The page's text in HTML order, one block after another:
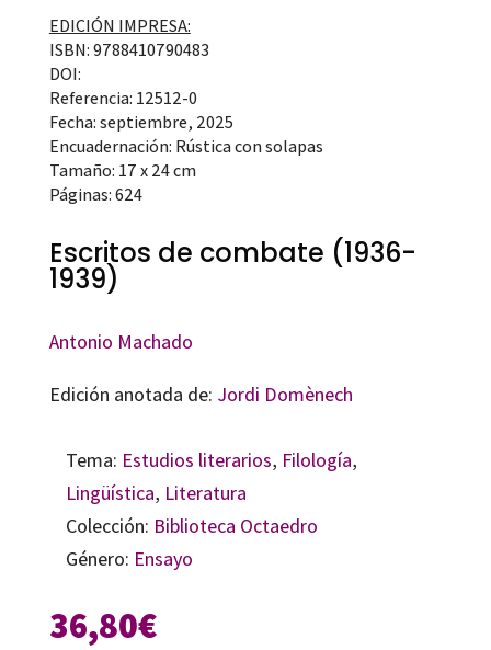
EDICIÓN IMPRESA:
ISBN: 9788410790483
DOI:
Referencia: 12512-0
Fecha: septiembre, 2025
Encuadernación: Rústica con solapas
Tamaño: 17 x 24 cm
Páginas: 624
Escritos de combate (1936-
1939)
Antonio Machado
Edición anotada de: Jordi Domènech
Tema: Estudios literarios, Filología,
Lingüística, Literatura
Colección: Biblioteca Octaedro
Género: Ensayo
36,80€